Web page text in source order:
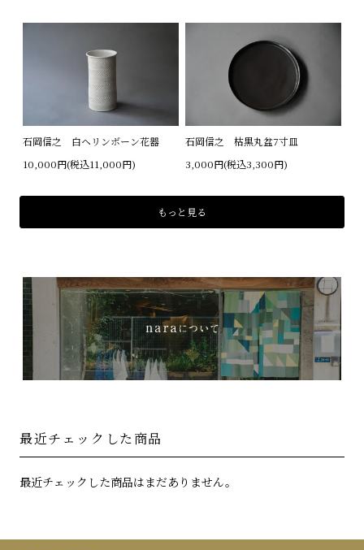
石岡信之 白ヘリンボーン花器
10,000円(税込11,000円)
石岡信之 枯黒丸盆7寸皿
3,000円(税込3,300円)
もっと見る
最近チェックした商品
最近チェックした商品はまだありません。